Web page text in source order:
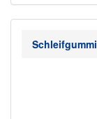
Schleifgummi